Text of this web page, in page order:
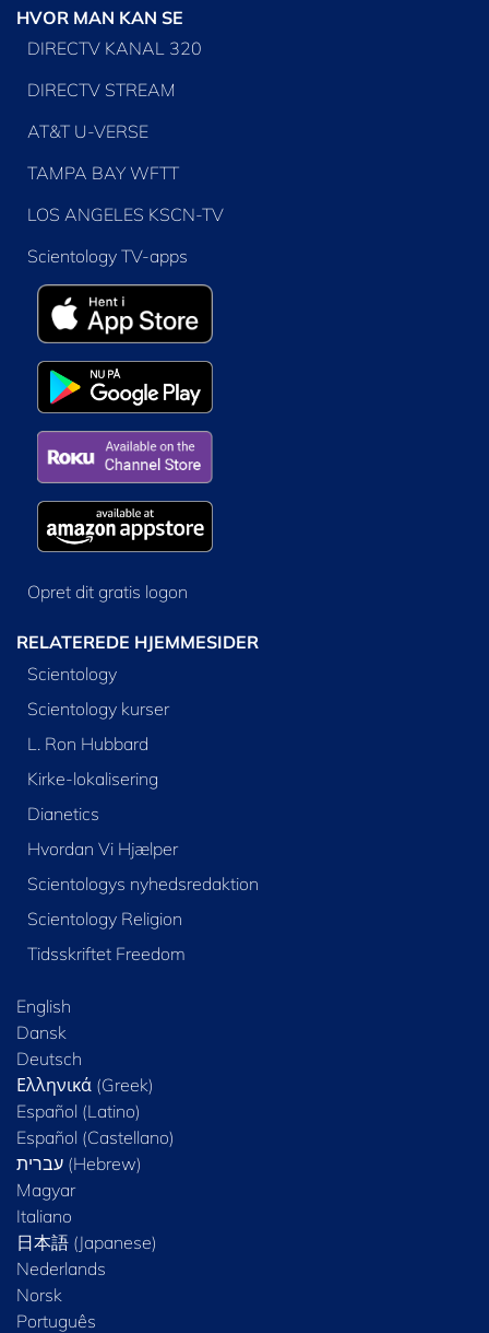
HVOR MAN KAN SE
DIRECTV KANAL 320
DIRECTV STREAM
AT&T U-VERSE
TAMPA BAY WFTT
LOS ANGELES KSCN-TV
Scientology TV-apps
Opret dit gratis logon
RELATEREDE HJEMMESIDER
Scientology
Scientology kurser
L. Ron Hubbard
Kirke-lokalisering
Dianetics
Hvordan Vi Hjælper
Scientologys nyhedsredaktion
Scientology Religion
Tidsskriftet Freedom
English
Dansk
Deutsch
Ελληνικά (Greek)
Español (Latino)
Español (Castellano)
Magyar
Italiano
日本語 (Japanese)
Nederlands
Norsk
Português